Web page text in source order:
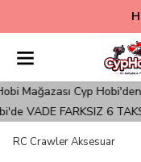
Cyp Hobi'den
VADE FARKSIZ 6
RC Crawler Aksesuar